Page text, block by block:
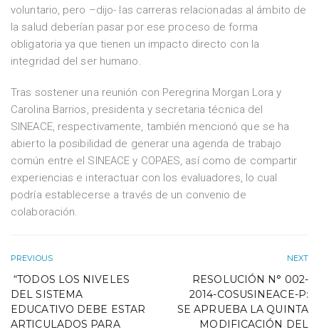
voluntario, pero –dijo- las carreras relacionadas al ámbito de
la salud deberían pasar por ese proceso de forma
obligatoria ya que tienen un impacto directo con la
integridad del ser humano.
Tras sostener una reunión con Peregrina Morgan Lora y
Carolina Barrios, presidenta y secretaria técnica del
SINEACE, respectivamente, también mencionó que se ha
abierto la posibilidad de generar una agenda de trabajo
común entre el SINEACE y COPAES, así como de compartir
experiencias e interactuar con los evaluadores, lo cual
podría establecerse a través de un convenio de
colaboración.
PREVIOUS
“TODOS LOS NIVELES
DEL SISTEMA
EDUCATIVO DEBE ESTAR
ARTICULADOS PARA
NEXT
RESOLUCIÓN N° 002-
2014-COSUSINEACE-P:
SE APRUEBA LA QUINTA
MODIFICACIÓN DEL